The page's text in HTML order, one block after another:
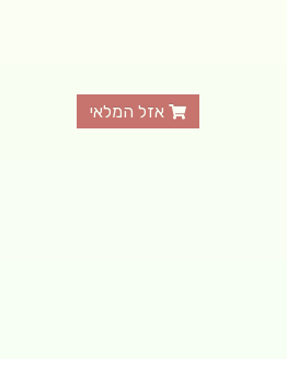
אזל המלאי